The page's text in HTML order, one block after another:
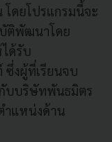
โดยโปรแกรมนี้จะ
ติพัฒนาโดย
ด้รับ
ซึ่งผู้ที่เรียนจบ
บบริษัทพันธมิตร
ำแหน่งด้าน